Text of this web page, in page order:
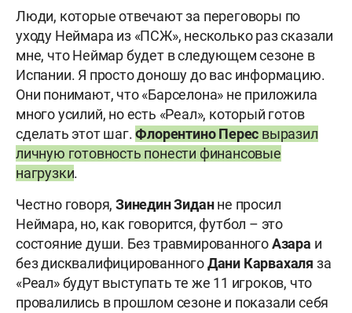
Люди, которые отвечают за переговоры по
уходу Неймара из «ПСЖ», несколько раз сказали
мне, что Неймар будет в следующем сезоне в
Испании. Я просто доношу до вас информацию.
Они понимают, что «Барселона» не приложила
много усилий, но есть «Реал», который готов
сделать этот шаг.ФлорентиноПерес выразил
личную готовность понести финансовые
нагрузки.
Честно говоря, ЗинединЗиданне просил
Неймара, но, как говорится, футбол – это
состояние души. Без травмированногоАзара и
без дисквалифицированногоДани Карвахаля за
«Реал» будут выступать те же 11 игроков, что
провалились в прошлом сезоне и показали себя